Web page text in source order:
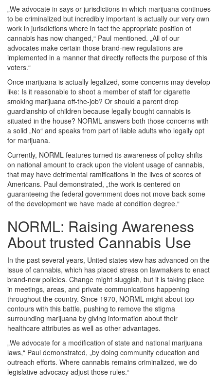
„We advocate in says or jurisdictions in which marijuana continues
to be criminalized but incredibly important is actually our very own
work in jurisdictions where in fact the appropriate position of
cannabis has now changed,“ Paul mentioned. „All of our
advocates make certain those brand-new regulations are
implemented in a manner that directly reflects the purpose of this
voters.“
Once marijuana is actually legalized, some concerns may develop
like: Is it reasonable to shoot a member of staff for cigarette
smoking marijuana off-the-job? Or should a parent drop
guardianship of children because legally bought cannabis is
situated in the house? NORML answers both those concerns with
a solid „No“ and speaks from part of liable adults who legally opt
for marijuana.
Currently, NORML features turned its awareness of policy shifts
on national amount to crack upon the violent usage of cannabis,
that may have detrimental ramifications in the lives of scores of
Americans. Paul demonstrated, „the work is centered on
guaranteeing the federal government does not move back some
of the development we have made at condition degree.“
NORML: Raising Awareness
About trusted Cannabis Use
In the past several years, United states view has advanced on the
issue of cannabis, which has placed stress on lawmakers to enact
brand-new policies. Change might sluggish, but it is taking place
in meetings, areas, and private communications happening
throughout the country. Since 1970, NORML might about top
contours with this battle, pushing to remove the stigma
surrounding marijuana by giving information about their
healthcare attributes as well as other advantages.
„We advocate for a modification of state and national marijuana
laws,“ Paul demonstrated, „by doing community education and
outreach efforts. Where cannabis remains criminalized, we do
legislative advocacy adjust those rules.“